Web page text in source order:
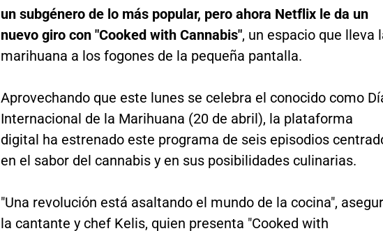
un subgénero de lo más popular, pero ahora Netflix le da un
nuevo giro con "Cooked with Cannabis", un espacio que lleva
marihuana a los fogones de la pequeña pantalla.
Aprovechando que este lunes se celebra el conocido como
Internacional de la Marihuana (20 de abril), la plataforma
digital ha estrenado este programa de seis episodios
en el sabor del cannabis y en sus posibilidades culinarias.
"Una revolución está asaltando el mundo de la cocina",
la cantante y chef Kelis, quien presenta "Cooked with